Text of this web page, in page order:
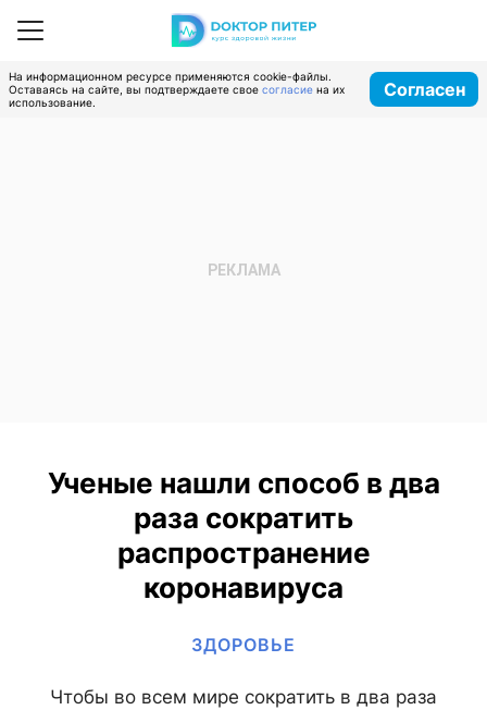
На информационном ресурсе применяются cookie-файлы.
Оставаясь на сайте, вы подтверждаете свое согласие на их
использование.
Согласен
Ученые нашли способ в два
раза сократить
распространение
коронавируса
ЗДОРОВЬЕ
Чтобы во всем мире сократить в два раза